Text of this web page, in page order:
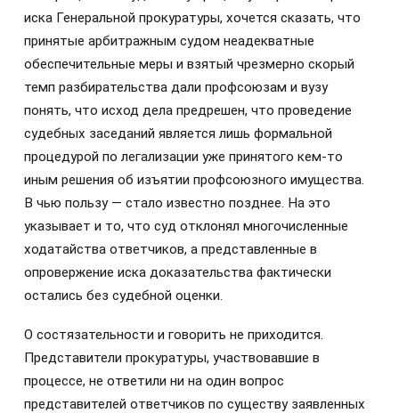
иска Генеральной прокуратуры, хочется сказать, что
принятые арбитражным судом неадекватные
обеспечительные меры и взятый чрезмерно скорый
темп разбирательства дали профсоюзам и вузу
понять, что исход дела предрешен, что проведение
судебных заседаний является лишь формальной
процедурой по легализации уже принятого кем-то
иным решения об изъятии профсоюзного имущества.
В чью пользу — стало известно позднее. На это
указывает и то, что суд отклонял многочисленные
ходатайства ответчиков, а представленные в
опровержение иска доказательства фактически
остались без судебной оценки.
О состязательности и говорить не приходится.
Представители прокуратуры, участвовавшие в
процессе, не ответили ни на один вопрос
представителей ответчиков по существу заявленных